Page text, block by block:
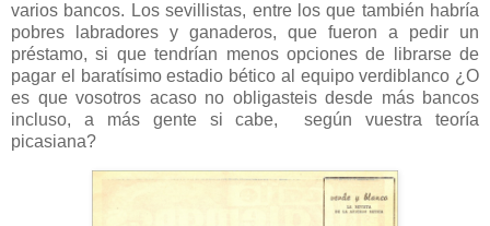
varios bancos. Los sevillistas, entre los que también habría
pobres labradores y ganaderos, que fueron a pedir un
préstamo, si que tendrían menos opciones de librarse de
pagar el baratísimo estadio bético al equipo verdiblanco ¿O
es que vosotros acaso no obligasteis desde más bancos
incluso, a más gente si cabe, según vuestra teoría
picasiana?